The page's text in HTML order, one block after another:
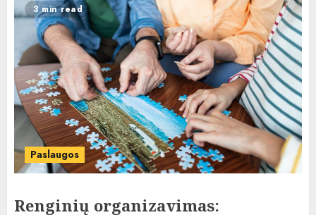
3 min read
Paslaugos
Renginių organizavimas: